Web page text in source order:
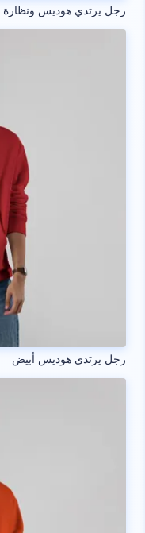
رجل يرتدي هوديس ونظارة
رجل يرتدي هوديس أبيض